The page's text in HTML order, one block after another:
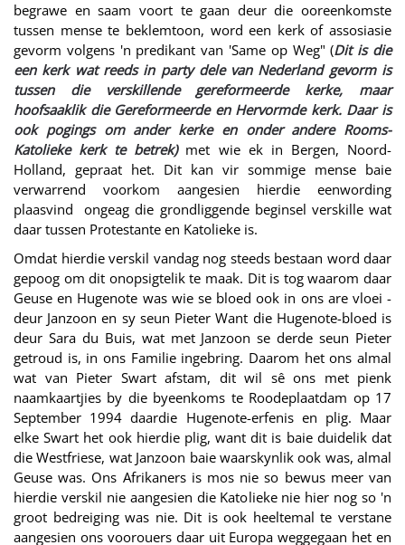
begrawe en saam voort te gaan deur die ooreenkomste
tussen mense te beklemtoon, word een kerk of assosiasie
gevorm volgens 'n predikant van 'Same op Weg" (Dit is die
een kerk wat reeds in party dele van Nederland gevorm is
tussen die verskillende gereformeerde kerke, maar
hoofsaaklik die Gereformeerde en Hervormde kerk. Daar is
ook pogings om ander kerke en onder andere Rooms-
Katolieke kerk te betrek)met wie ek in Bergen, Noord-
Holland, gepraat het. Dit kan vir sommige mense baie
verwarrend voorkom aangesien hierdie eenwording
plaasvind ongeag die grondliggende beginsel verskille wat
daar tussen Protestante en Katolieke is.
Omdat hierdie verskil vandag nog steeds bestaan word daar
gepoog om dit onopsigtelik te maak. Dit is tog waarom daar
Geuse en Hugenote was wie se bloed ook in ons are vloei -
deur Janzoon en sy seun Pieter Want die Hugenote-bloed is
deur Sara du Buis, wat met Janzoon se derde seun Pieter
getroud is, in ons Familie ingebring. Daarom het ons almal
wat van Pieter Swart afstam, dit wil sê ons met pienk
naamkaartjies by die byeenkoms te Roodeplaatdam op 17
September 1994 daardie Hugenote-erfenis en plig. Maar
elke Swart het ook hierdie plig, want dit is baie duidelik dat
die Westfriese, wat Janzoon baie waarskynlik ook was, almal
Geuse was. Ons Afrikaners is mos nie so bewus meer van
hierdie verskil nie aangesien die Katolieke nie hier nog so 'n
groot bedreiging was nie. Dit is ook heeltemal te verstane
aangesien ons voorouers daar uit Europa weggegaan het en